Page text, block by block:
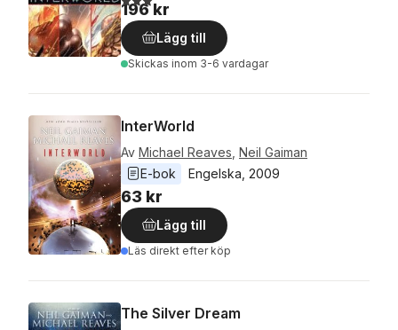
196 kr
Lägg till
Skickas inom 3-6 vardagar
InterWorld
Av Michael Reaves Neil Gaiman
E-bok
Engelska 2009
63 kr
Lägg till
Läs direkt efter köp
The Silver Dream